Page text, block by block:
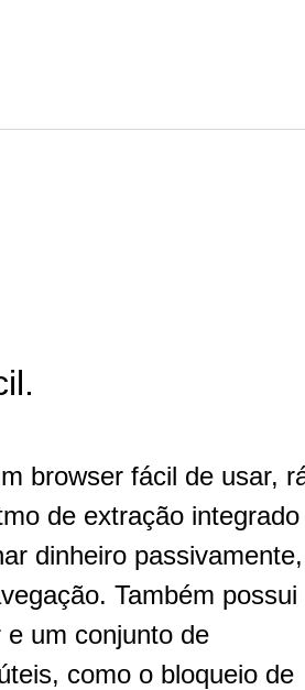
browser fácil de usar,
de extração integrado
dinheiro
Também possui
um conjunto de
como o bloqueio de